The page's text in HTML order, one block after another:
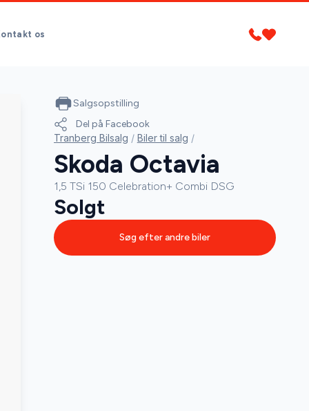
os
Salgsopstilling
Del på Facebook
Tranberg Bilsalg / Biler til salg /
Skoda Octavia
1,5 TSi 150 Celebration+ Combi DSG
Solgt
Søg efter andre biler